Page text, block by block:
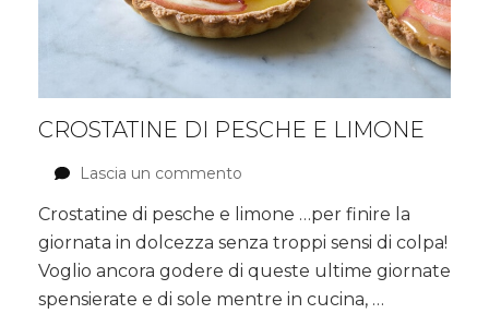
CROSTATINE DI PESCHE E LIMONE
Lascia un commento
di
pesche
e
limone
Crostatine di pesche e limone …per finire la
giornata in dolcezza senza troppi sensi di colpa!
Voglio ancora godere di queste ultime giornate
spensierate e di sole mentre in cucina, …